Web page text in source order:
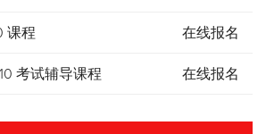
课程 在线报名
考试辅导课程 在线报名